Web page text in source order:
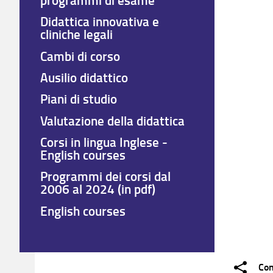
Didattica innovativa e
cliniche legali
Cambi di corso
Ausilio didattico
Piani di studio
Valutazione della didattica
Corsi in lingua Inglese -
English courses
Programmi dei corsi dal
2006 al 2024 (in pdf)
English courses